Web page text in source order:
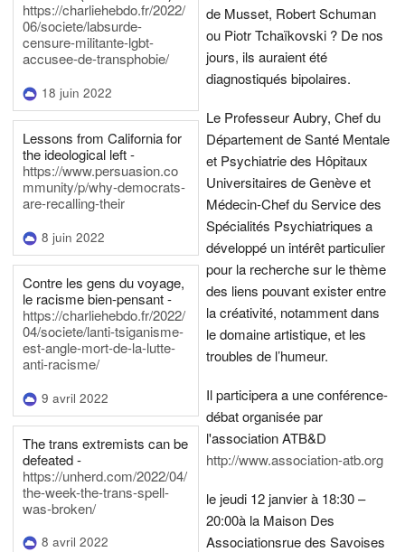
https://charliehebdo.fr/2022/
06/societe/labsurde-
censure-militante-lgbt-
accusee-de-transphobie/
18 juin 2022
Lessons from California for
the ideological left -
https://www.persuasion.co
mmunity/p/why-democrats-
are-recalling-their
8 juin 2022
Contre les gens du voyage,
le racisme bien-pensant -
https://charliehebdo.fr/2022/
04/societe/lanti-tsiganisme-
est-angle-mort-de-la-lutte-
anti-racisme/
9 avril 2022
The trans extremists can be
defeated -
https://unherd.com/2022/04/
the-week-the-trans-spell-
was-broken/
8 avril 2022
de Musset, Robert Schuman
ou Piotr Tchaïkovski ? De nos
jours, ils auraient été
diagnostiqués bipolaires.
Le Professeur Aubry, Chef du
Département de Santé Mentale
et Psychiatrie des Hôpitaux
Universitaires de Genève et
Médecin-Chef du Service des
Spécialités Psychiatriques a
développé un intérêt particulier
pour la recherche sur le thème
des liens pouvant exister entre
la créativité, notamment dans
le domaine artistique, et les
troubles de l’humeur.
Il participera a une conférence-
débat organisée par
l'association ATB&D
http://www.association-atb.org
le jeudi 12 janvier à 18:30 –
20:00à la Maison Des
Associationsrue des Savoises